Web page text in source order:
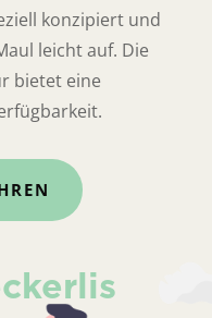
konzipiert und
leicht auf. Die
bietet eine